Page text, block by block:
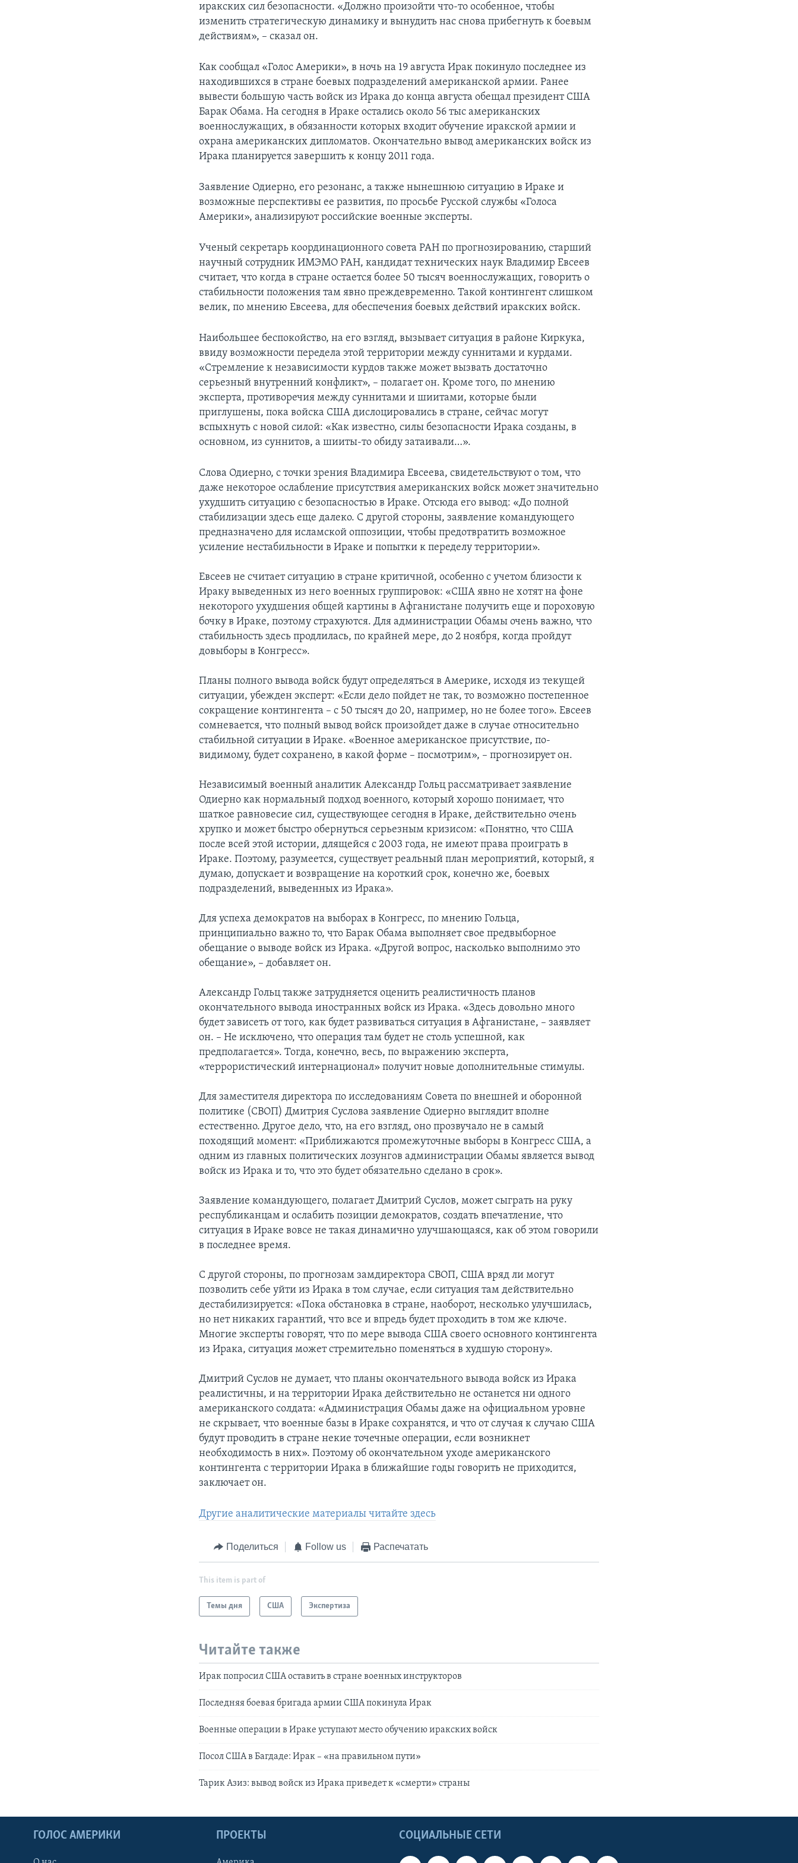
иракских сил безопасности. «Должно произойти что-то особенное, чтобы
изменить стратегическую динамику и вынудить нас снова прибегнуть к боевым
действиям», – сказал он.
Как сообщал «Голос Америки», в ночь на 19 августа Ирак покинуло последнее из
находившихся в стране боевых подразделений американской армии. Ранее
вывести большую часть войск из Ирака до конца августа обещал президент США
Барак Обама. На сегодня в Ираке остались около 56 тыс американских
военнослужащих, в обязанности которых входит обучение иракской армии и
охрана американских дипломатов. Окончательно вывод американских войск из
Ирака планируется завершить к концу 2011 года.
Заявление Одиерно, его резонанс, а также нынешнюю ситуацию в Ираке и
возможные перспективы ее развития, по просьбе Русской службы «Голоса
Америки», анализируют российские военные эксперты.
Ученый секретарь координационного совета РАН по прогнозированию, старший
научный сотрудник ИМЭМО РАН, кандидат технических наук Владимир Евсеев
считает, что когда в стране остается более 50 тысяч военнослужащих, говорить о
стабильности положения там явно преждевременно. Такой контингент слишком
велик, по мнению Евсеева, для обеспечения боевых действий иракских войск.
Наибольшее беспокойство, на его взгляд, вызывает ситуация в районе Киркука,
ввиду возможности передела этой территории между суннитами и курдами.
«Стремление к независимости курдов также может вызвать достаточно
серьезный внутренний конфликт», – полагает он. Кроме того, по мнению
эксперта, противоречия между суннитами и шиитами, которые были
приглушены, пока войска США дислоцировались в стране, сейчас могут
вспыхнуть с новой силой: «Как известно, силы безопасности Ирака созданы, в
основном, из суннитов, а шииты-то обиду затаивали…».
Слова Одиерно, с точки зрения Владимира Евсеева, свидетельствуют о том, что
даже некоторое ослабление присутствия американских войск может значительно
ухудшить ситуацию с безопасностью в Ираке. Отсюда его вывод: «До полной
стабилизации здесь еще далеко. С другой стороны, заявление командующего
предназначено для исламской оппозиции, чтобы предотвратить возможное
усиление нестабильности в Ираке и попытки к переделу территории».
Евсеев не считает ситуацию в стране критичной, особенно с учетом близости к
Ираку выведенных из него военных группировок: «США явно не хотят на фоне
некоторого ухудшения общей картины в Афганистане получить еще и пороховую
бочку в Ираке, поэтому страхуются. Для администрации Обамы очень важно, что
стабильность здесь продлилась, по крайней мере, до 2 ноября, когда пройдут
довыборы в Конгресс».
Планы полного вывода войск будут определяться в Америке, исходя из текущей
ситуации, убежден эксперт: «Если дело пойдет не так, то возможно постепенное
сокращение контингента – с 50 тысяч до 20, например, но не более того». Евсеев
сомневается, что полный вывод войск произойдет даже в случае относительно
стабильной ситуации в Ираке. «Военное американское присутствие, по-
видимому, будет сохранено, в какой форме – посмотрим», – прогнозирует он.
Независимый военный аналитик Александр Гольц рассматривает заявление
Одиерно как нормальный подход военного, который хорошо понимает, что
шаткое равновесие сил, существующее сегодня в Ираке, действительно очень
хрупко и может быстро обернуться серьезным кризисом: «Понятно, что США
после всей этой истории, длящейся с 2003 года, не имеют права проиграть в
Ираке. Поэтому, разумеется, существует реальный план мероприятий, который, я
думаю, допускает и возвращение на короткий срок, конечно же, боевых
подразделений, выведенных из Ирака».
Для успеха демократов на выборах в Конгресс, по мнению Гольца,
принципиально важно то, что Барак Обама выполняет свое предвыборное
обещание о выводе войск из Ирака. «Другой вопрос, насколько выполнимо это
обещание», – добавляет он.
Александр Гольц также затрудняется оценить реалистичность планов
окончательного вывода иностранных войск из Ирака. «Здесь довольно много
будет зависеть от того, как будет развиваться ситуация в Афганистане, – заявляет
он. – Не исключено, что операция там будет не столь успешной, как
предполагается». Тогда, конечно, весь, по выражению эксперта,
«террористический интернационал» получит новые дополнительные стимулы.
Для заместителя директора по исследованиям Совета по внешней и оборонной
политике (СВОП) Дмитрия Суслова заявление Одиерно выглядит вполне
естественно. Другое дело, что, на его взгляд, оно прозвучало не в самый
походящий момент: «Приближаются промежуточные выборы в Конгресс США, а
одним из главных политических лозунгов администрации Обамы является вывод
войск из Ирака и то, что это будет обязательно сделано в срок».
Заявление командующего, полагает Дмитрий Суслов, может сыграть на руку
республиканцам и ослабить позиции демократов, создать впечатление, что
ситуация в Ираке вовсе не такая динамично улучшающаяся, как об этом говорили
в последнее время.
С другой стороны, по прогнозам замдиректора СВОП, США вряд ли могут
позволить себе уйти из Ирака в том случае, если ситуация там действительно
дестабилизируется: «Пока обстановка в стране, наоборот, несколько улучшилась,
но нет никаких гарантий, что все и впредь будет проходить в том же ключе.
Многие эксперты говорят, что по мере вывода США своего основного контингента
из Ирака, ситуация может стремительно поменяться в худшую сторону».
Дмитрий Суслов не думает, что планы окончательного вывода войск из Ирака
реалистичны, и на территории Ирака действительно не останется ни одного
американского солдата: «Администрация Обамы даже на официальном уровне
не скрывает, что военные базы в Ираке сохранятся, и что от случая к случаю США
будут проводить в стране некие точечные операции, если возникнет
необходимость в них». Поэтому об окончательном уходе американского
контингента с территории Ирака в ближайшие годы говорить не приходится,
заключает он.
Другие аналитические материалы читайте здесь
Поделиться Follow us Распечатать
This item is part of
Темы дня США Экспертиза
Читайте также
Ирак попросил США оставить в стране военных инструкторов
Последняя боевая бригада армии США покинула Ирак
Военные операции в Ираке уступают место обучению иракских войск
Посол США в Багдаде: Ирак – «на правильном пути»
Тарик Азиз: вывод войск из Ирака приведет к «смерти» страны
СОЦИАЛЬНЫЕ СЕТИ
ГОЛОС АМЕРИКИ ПРОЕКТЫ